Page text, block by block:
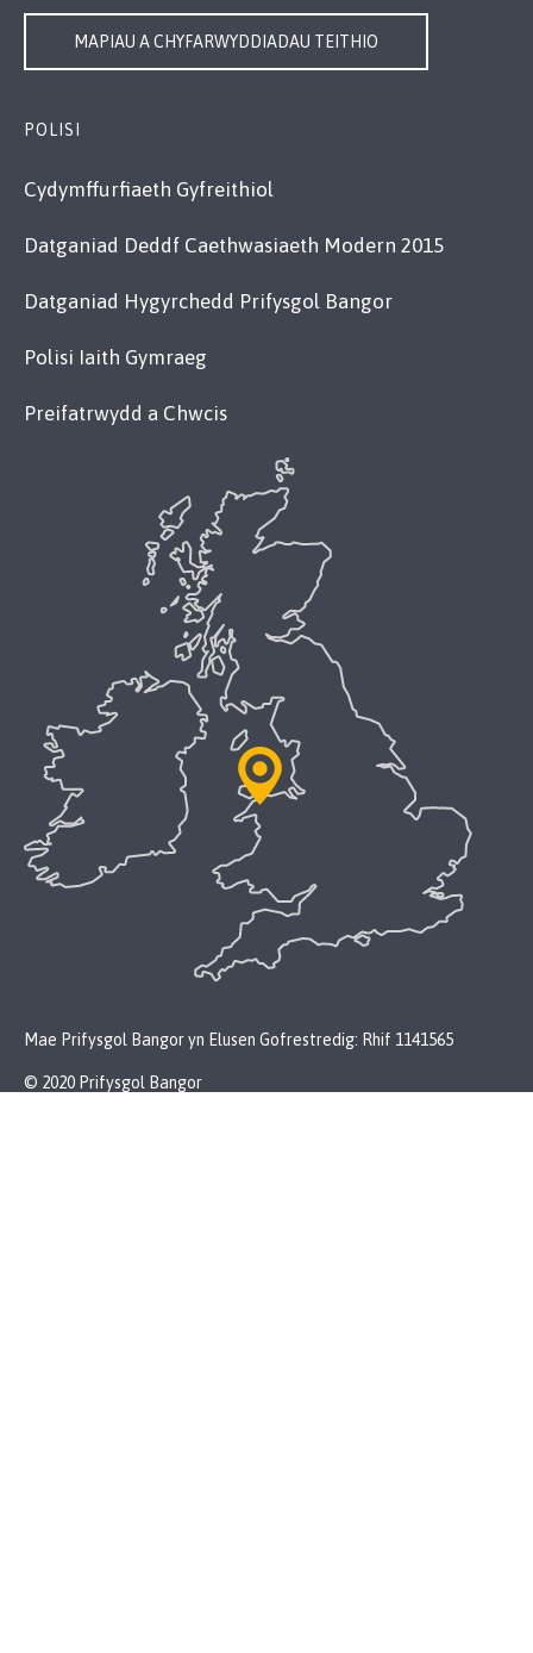
MAPIAU A CHYFARWYDDIADAU TEITHIO
POLISI
Cydymffurfiaeth Gyfreithiol
Datganiad Deddf Caethwasiaeth Modern 2015
Datganiad Hygyrchedd Prifysgol Bangor
Polisi Iaith Gymraeg
Preifatrwydd a Chwcis
Mae Prifysgol Bangor yn Elusen Gofrestredig: Rhif 1141565
© 2020 Prifysgol Bangor